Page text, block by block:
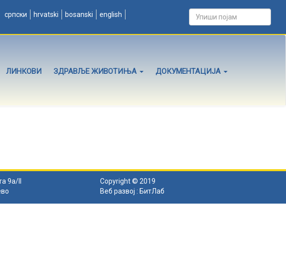
српски hrvatski bosanski english
ЛИНКОВИ ЗДРАВЉЕ ЖИВОТИЊА ДОКУМЕНТАЦИЈА
9а/II
Copyright © 2019
Веб развој : БитЛаб